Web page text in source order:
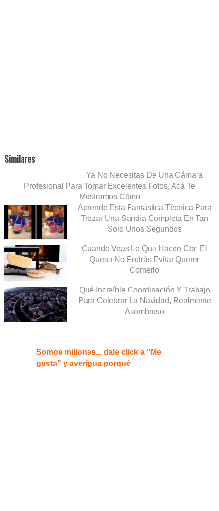
Similares
Ya No Necesitas De Una Cámara
Profesional Para Tomar Excelentes Fotos, Acá Te
Mostramos Cómo
Aprende Esta Fantástica Técnica Para
Trozar Una Sandía Completa En Tan
Solo Unos Segundos
Cuando Veas Lo Que Hacen Con El
Queso No Podrás Evitar Querer
Comerlo
Qué Increíble Coordinación Y Trabajo
Para Celebrar La Navidad, Realmente
Asombroso
Somos millones... dale click a "Me
gusta" y averigua porqué